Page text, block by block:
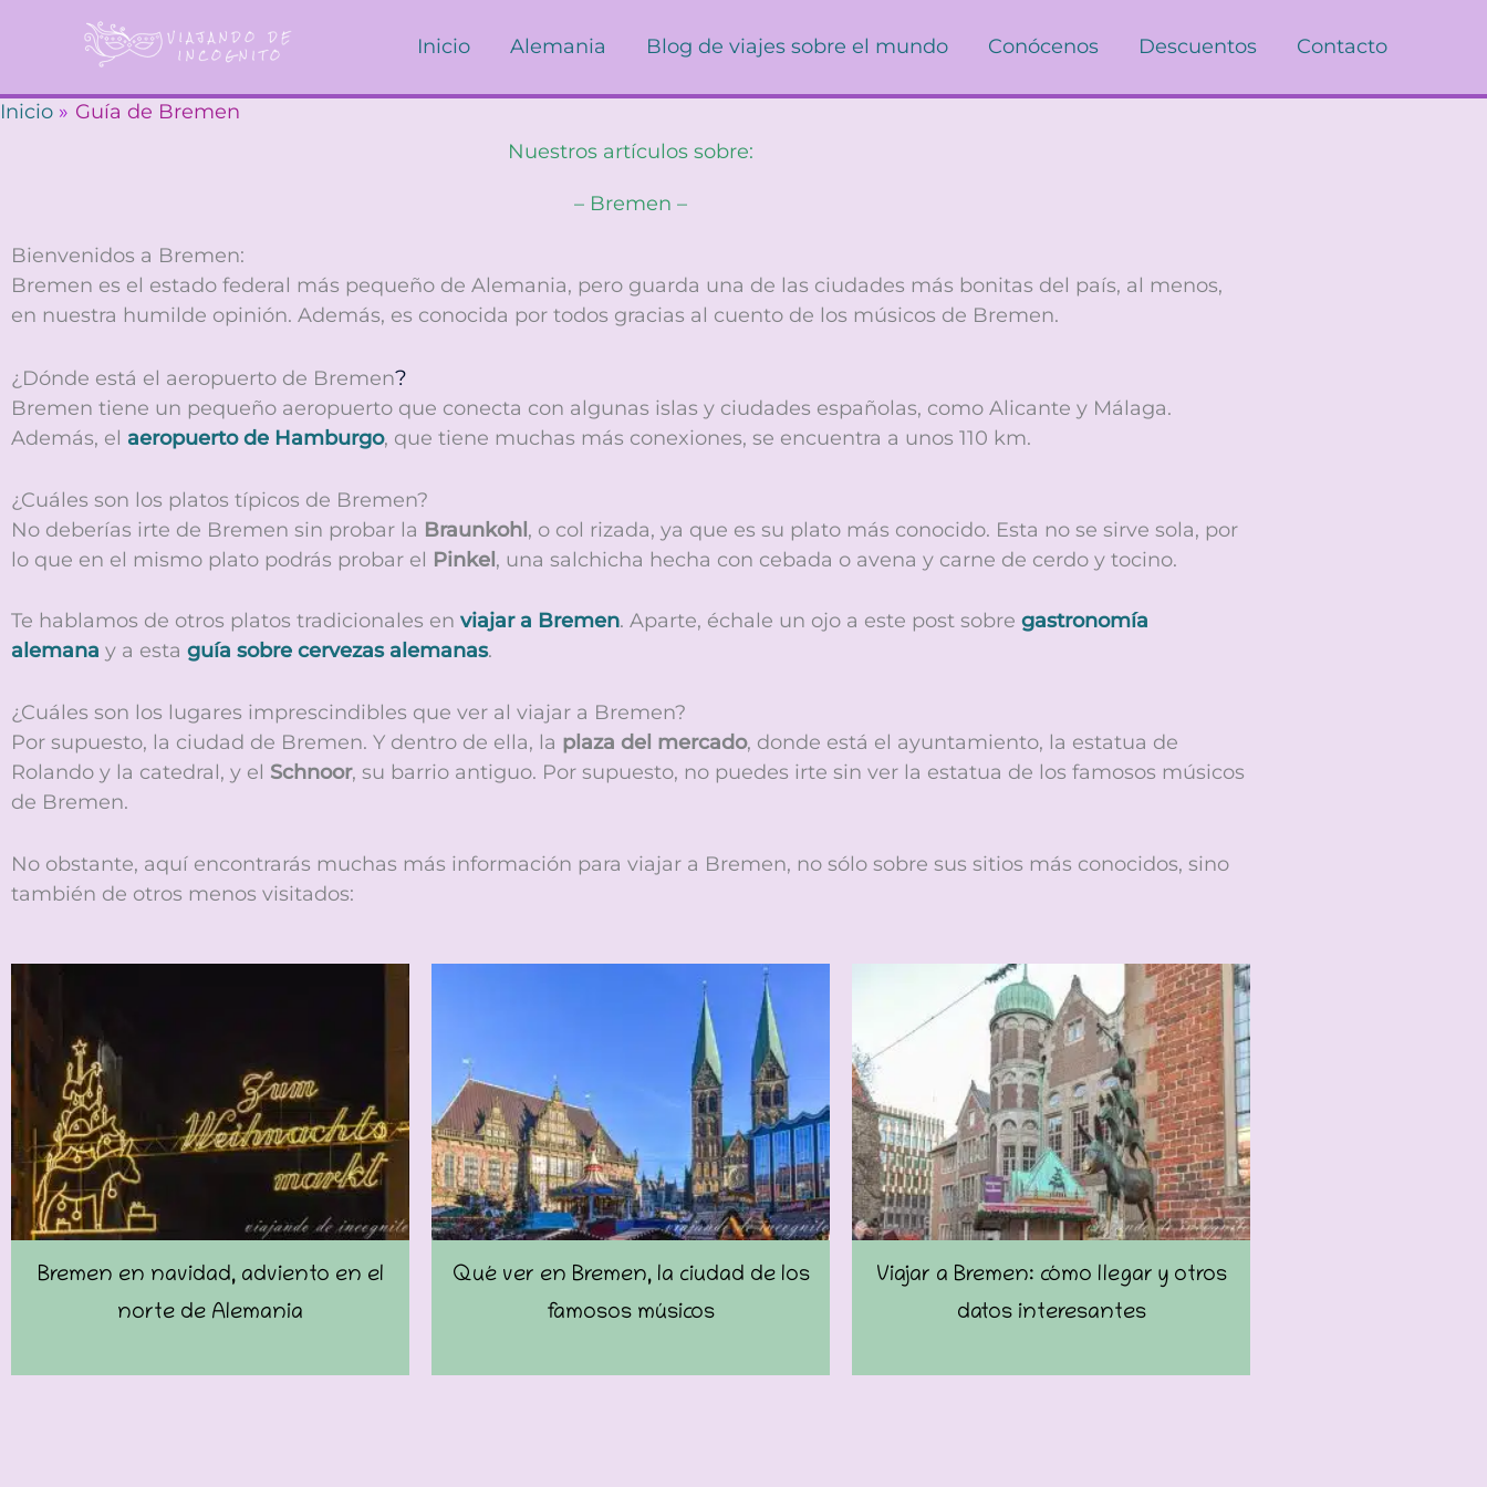
contenido
Inicio Alemania Blog de viajes sobre el mundo Conócenos Descuentos Contacto
Inicio
Guía de Bremen
Nuestros artículos sobre:
– Bremen –
Bienvenidos a Bremen:
Bremen es el estado federal más pequeño de Alemania, pero guarda una de las ciudades más bonitas del país, al menos,
en nuestra humilde opinión. Además, es conocida por todos gracias al cuento de los músicos de Bremen.
¿Dónde está el aeropuerto de Bremen?
Bremen tiene un pequeño aeropuerto que conecta con algunas islas y ciudades españolas, como Alicante y Málaga.
Además, el aeropuerto de Hamburgo, que tiene muchas más conexiones, se encuentra a unos 110 km.
¿Cuáles son los platos típicos de Bremen?
No deberías irte de Bremen sin probar la Braunkohl, o col rizada, ya que es su plato más conocido. Esta no se sirve sola, por
lo que en el mismo plato podrás probar el Pinkel, una salchicha hecha con cebada o avena y carne de cerdo y tocino.
Te hablamos de otros platos tradicionales en viajar a Bremen. Aparte, échale un ojo a este post sobre gastronomía
alemana y a esta guía sobre cervezas alemanas.
¿Cuáles son los lugares imprescindibles que ver al viajar a Bremen?
Por supuesto, la ciudad de Bremen. Y dentro de ella, la plaza del mercado, donde está el ayuntamiento, la estatua de
Rolando y la catedral, y el Schnoor, su barrio antiguo. Por supuesto, no puedes irte sin ver la estatua de los famosos músicos
de Bremen.
No obstante, aquí encontrarás muchas más información para viajar a Bremen, no sólo sobre sus sitios más conocidos, sino
también de otros menos visitados:
Bremen en navidad, adviento en el
norte de Alemania
Qué ver en Bremen, la ciudad de los
famosos músicos
Viajar a Bremen: cómo llegar y otros
datos interesantes